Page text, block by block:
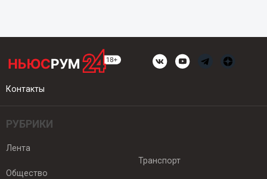
Контакты
РУБРИКИ
Лента
Общество
Транспорт